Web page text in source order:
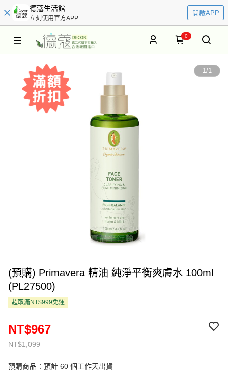
德蔻生活館
立刻使用官方APP
開啟APP
0
1/1
(預購) Primavera 精油 純淨平衡爽膚水 100ml
(PL27500)
超取滿NT$999免運
NT$1,099
NT$967
預購商品：預計 60 個工作天出貨